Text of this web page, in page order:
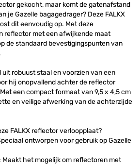
gekocht, maar komt de gatenafstand
je Gazelle bagagedrager? Deze FALKX
dit eenvoudig op. Met deze
reflector met een afwijkende maat
de standaard bevestigingspunten van
robuust staal en voorzien van een
hij onopvallend achter de reflector
een compact formaat van 9,5 x 4,5 cm
en veilige afwerking van de achterzijde
FALKX reflector verloopplaat?
ontworpen voor gebruik op Gazelle
Maakt het mogelijk om reflectoren met